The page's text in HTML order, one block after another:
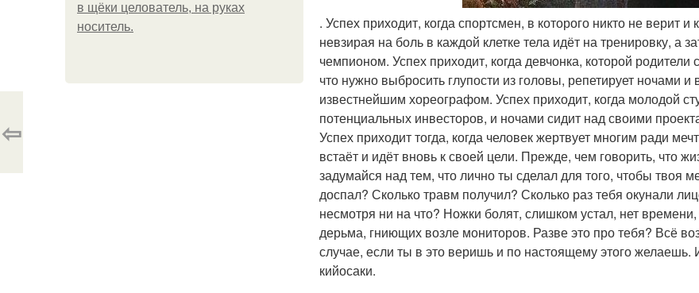
в щёки целователь, на руках
носитель.
. Успех приходит, когда спортсмен, в которого никто не верит
невзирая на боль в каждой клетке тела идёт на тренировку, а
чемпионом. Успех приходит, когда девчонка, которой
что нужно выбросить глупости из головы, репетирует ночами
известнейшим хореографом. Успех приходит, когда молодой
потенциальных инвесторов, и ночами сидит над своими
Успех приходит тогда, когда человек жертвует многим ради
встаёт и идёт вновь к своей цели. Прежде, чем говорить, что
задумайся над тем, что лично ты сделал для того, чтобы твоя
доспал? Сколько травм получил? Сколько раз тебя окунали
несмотря ни на что? Ножки болят, слишком устал, нет
дерьма, гниющих возле мониторов. Разве это про тебя? Всё
случае, если ты в это веришь и по настоящему этого желаешь.
кийосаки.
⇦